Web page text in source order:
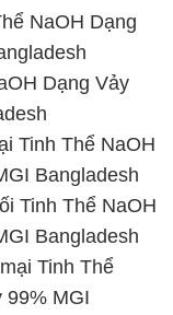
NaOH Dạng
Dạng Vảy
Tinh Thể NaOH
Bangladesh
Tinh Thể NaOH
Bangladesh
Tinh Thể
99% MGI